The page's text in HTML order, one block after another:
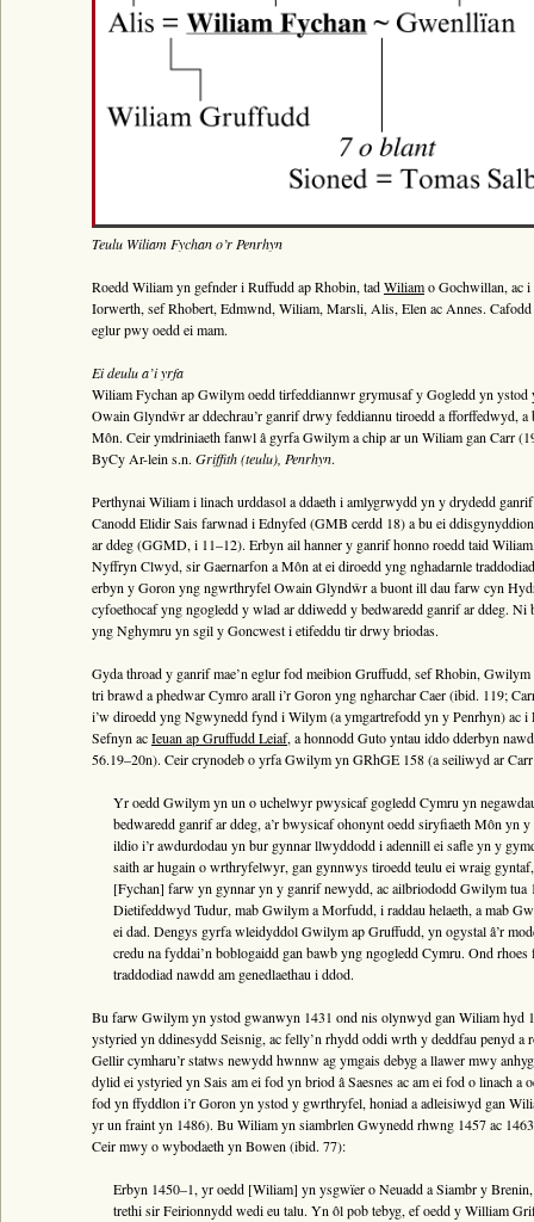
Teulu Wiliam Fychan o’r Penrhyn
Roedd Wiliam yn gefnder i Ruffudd ap Rhobin, tadWiliamo Gochwillan, ac
Iorwerth, sef Rhobert, Edmwnd, Wiliam, Marsli, Alis, Elen ac Annes.
eglur pwy oedd ei mam.
Ei deulu a’i yrfa
Wiliam Fychan ap Gwilym oedd tirfeddiannwr grymusaf y Gogledd yn
Owain Glyndŵr ar ddechrau’r ganrif drwy feddiannu tiroedd a fforffedwyd,
Môn. Ceir ymdriniaeth fanwl â gyrfa Gwilym a chip ar un Wiliam gan Carr
ByCy Ar-lein s.n. Griffith (teulu), Penrhyn.
Perthynai Wiliam i linach urddasol a ddaeth i amlygrwydd yn y drydedd
Canodd Elidir Sais farwnad i Ednyfed (GMB cerdd 18) a bu ei
ar ddeg (GGMD, i 11–12). Erbyn ail hanner y ganrif honno roedd taid
Nyffryn Clwyd, sir Gaernarfon a Môn at ei diroedd yng nghadarnle
erbyn y Goron yng ngwrthryfel Owain Glyndŵr a buont ill dau farw cyn
cyfoethocaf yng ngogledd y wlad ar ddiwedd y bedwaredd ganrif ar ddeg.
yng Nghymru yn sgil y Goncwest i etifeddu tir drwy briodas.
Gyda throad y ganrif mae’n eglur fod meibion Gruffudd, sef Rhobin,
tri brawd a phedwar Cymro arall i’r Goron yng ngharchar Caer (ibid. 119;
i’w diroedd yng Ngwynedd fynd i Wilym (a ymgartrefodd yn y Penrhyn)
Sefnyn acIeuan ap Gruffudd Leiaf, a honnodd Guto yntau iddo dderbyn
56.19–20n). Ceir crynodeb o yrfa Gwilym yn GRhGE 158 (a seiliwyd ar
Yr oedd Gwilym yn un o uchelwyr pwysicaf gogledd Cymru yn
bedwaredd ganrif ar ddeg, a’r bwysicaf ohonynt oedd siryfiaeth Môn
ildio i’r awdurdodau yn bur gynnar llwyddodd i adennill ei safle yn y
saith ar hugain o wrthryfelwyr, gan gynnwys tiroedd teulu ei wraig
[Fychan] farw yn gynnar yn y ganrif newydd, ac ailbriododd Gwilym tua
Dietifeddwyd Tudur, mab Gwilym a Morfudd, i raddau helaeth, a mab
ei dad. Dengys gyrfa wleidyddol Gwilym ap Gruffudd, yn ogystal â’r
credu na fyddai’n boblogaidd gan bawb yng ngogledd Cymru. Ond
traddodiad nawdd am genedlaethau i ddod.
Bu farw Gwilym yn ystod gwanwyn 1431 ond nis olynwyd gan Wiliam hyd
ystyried yn ddinesydd Seisnig, ac felly’n rhydd oddi wrth y deddfau penyd
Gellir cymharu’r statws newydd hwnnw ag ymgais debyg a llawer mwy
dylid ei ystyried yn Sais am ei fod yn briod â Saesnes ac am ei fod o linach
fod yn ffyddlon i’r Goron yn ystod y gwrthryfel, honiad a adleisiwyd gan
yr un fraint yn 1486). Bu Wiliam yn siambrlen Gwynedd rhwng 1457 ac
Ceir mwy o wybodaeth yn Bowen (ibid. 77):
Erbyn 1450–1, yr oedd [Wiliam] yn ysgwïer o Neuadd a Siambr y
trethi sir Feirionnydd wedi eu talu. Yn ôl pob tebyg, ef oedd y William